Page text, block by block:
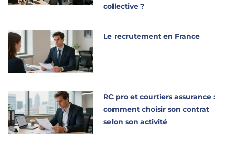
collective ?
Le recrutement en France
RC pro et courtiers assurance :
comment choisir son contrat
selon son activité